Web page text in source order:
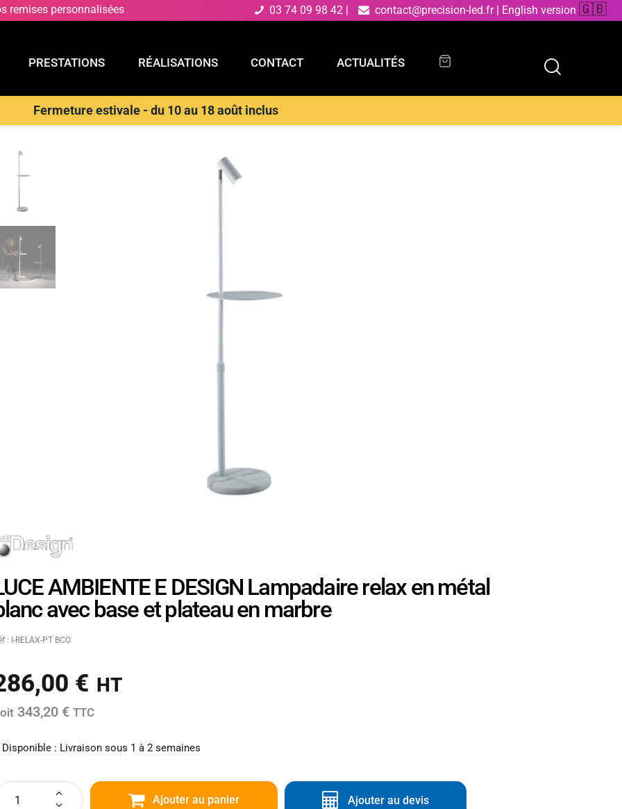
remises personnalisées 03 74 09 98 42 | contact@precision-led.fr | English version 🇬🇧
PRESTATIONS RÉALISATIONS CONTACT ACTUALITÉS
Fermeture estivale - du 10 au 18 août inclus
PRESTATIONS RÉALISATIONS CONTACT
>LUCE AMBIENTE E DESIGN Lampadaire relax en métal blanc avec base et plateau en marbre
AMBIENTE E DESIGN Lampadaire relax en métal
avec base et plateau en marbre
: I-RELAX-PT BCO
€ HT
343,20 € TTC
: Livraison sous 1 à 2 semaines
Ajouter au panier Ajouter au devis